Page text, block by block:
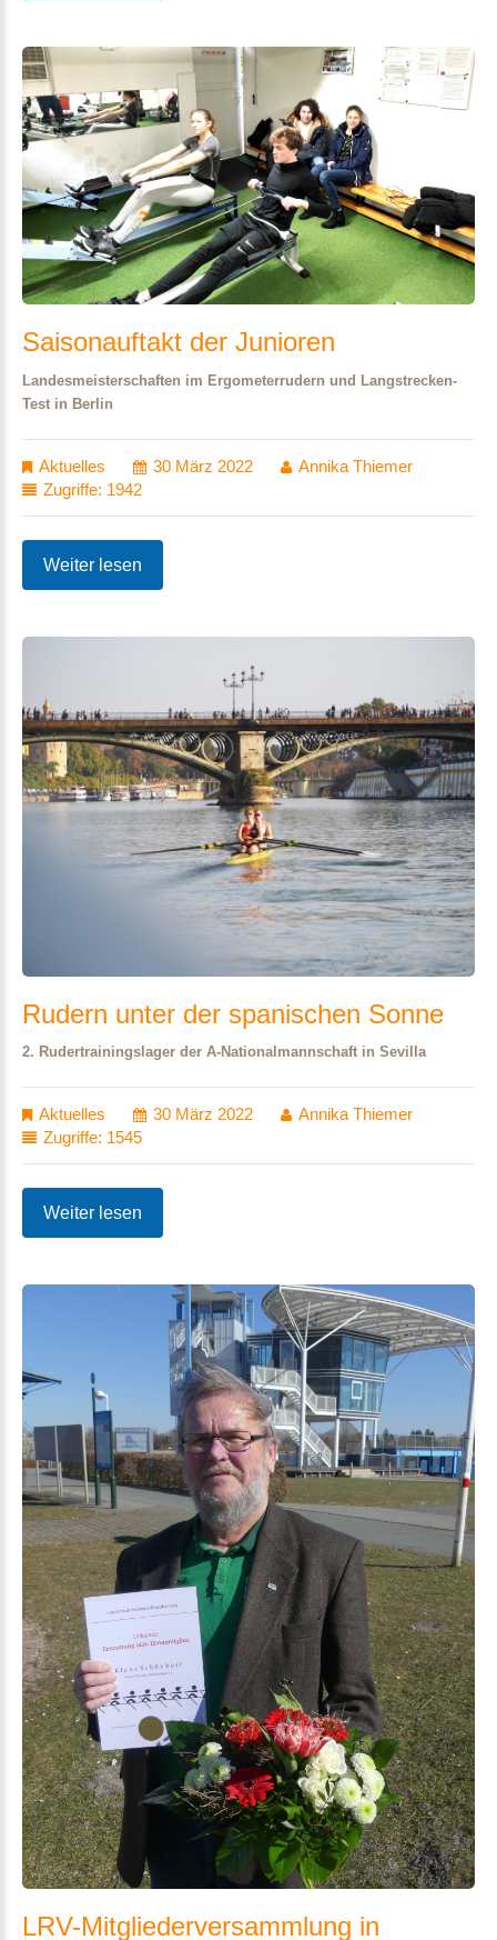
Saisonauftakt der Junioren
Landesmeisterschaften im Ergometerrudern und Langstrecken-
Test in Berlin
Aktuelles 30 März 2022
Annika Thiemer
Zugriffe: 1942
Weiter lesen
Rudern unter der spanischen Sonne
2. Rudertrainingslager der A-Nationalmannschaft in Sevilla
Aktuelles 30 März 2022
Annika Thiemer
Zugriffe: 1545
Weiter lesen
LRV-Mitgliederversammlung in